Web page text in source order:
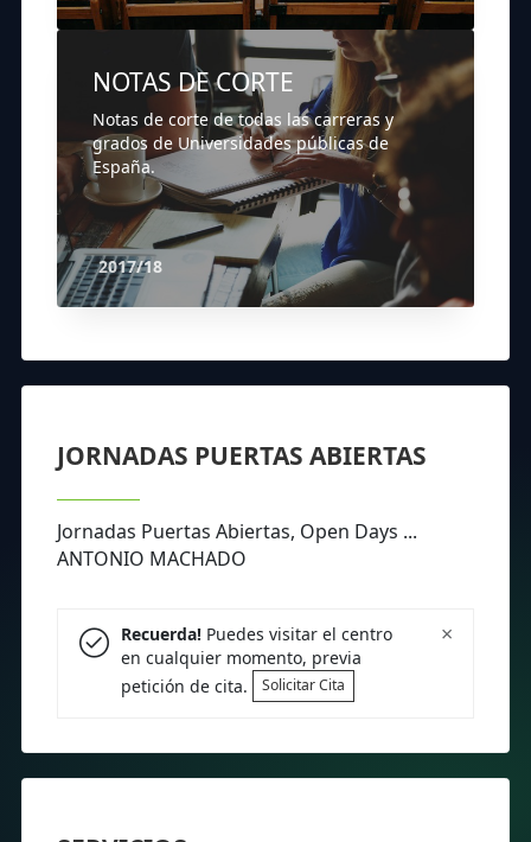
NOTAS DE CORTE
Notas de corte de todas las carreras y
grados de Universidades públicas de
España.
2017/18
JORNADAS PUERTAS ABIERTAS
Jornadas Puertas Abiertas, Open Days ...
ANTONIO MACHADO
×
Recuerda!Puedes visitar el centro
en cualquier momento, previa
petición de cita.
Solicitar Cita